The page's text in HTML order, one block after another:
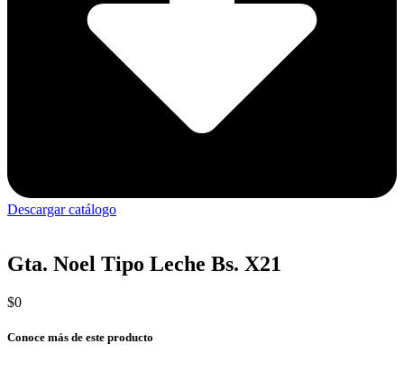
Descargar catálogo
Gta. Noel Tipo Leche Bs. X21
$0
Conoce más de este producto